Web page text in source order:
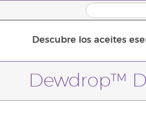
Descubre los aceites
Dewdrop™